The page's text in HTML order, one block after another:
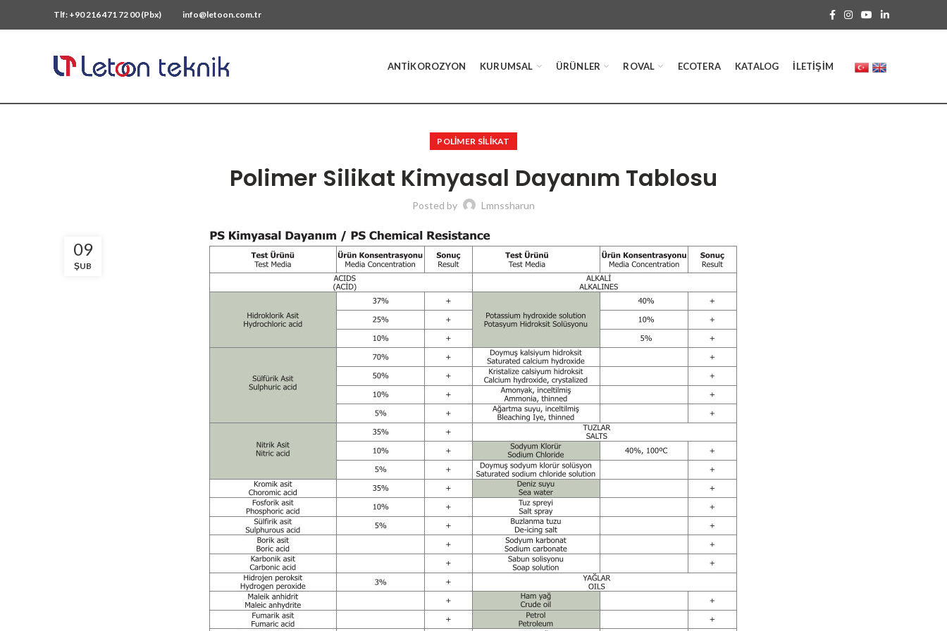
Tlf: +90 216 471 72 00 (Pbx) info@letoon.com.tr
ANTIKOROZYON KURUMSAL ÜRÜNLER ROVAL ECOTERA KATALOG İLETIŞIM
POLİMER SİLİKAT
Polimer Silikat Kimyasal Dayanım Tablosu
Posted by Lmnssharun
09
ŞUB